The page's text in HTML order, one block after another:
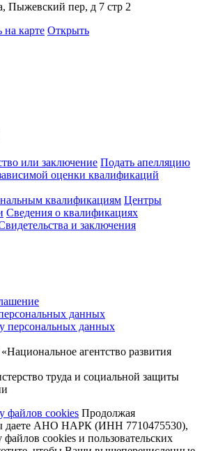
Пыжевский пер, д 7 стр 2
на карте Открыть
или заключение Подать апелляцию
оценки квалификаций
квалификациям Центры
Сведения о квалификациях
и заключения
данных
персональных данных
агентство развития
труда и социальной защиты
файлов cookies Продолжая
даете АНО НАРК (ИНН 7710475530),
файлов cookies и пользовательских